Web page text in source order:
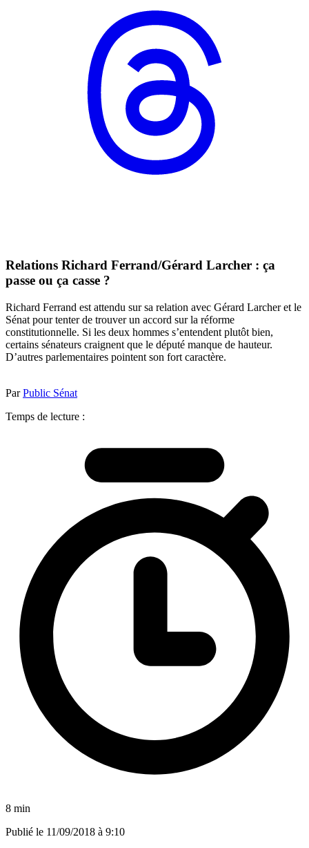
Relations Richard Ferrand/Gérard Larcher : ça
passe ou ça casse ?
Richard Ferrand est attendu sur sa relation avec Gérard Larcher et le
Sénat pour tenter de trouver un accord sur la réforme
constitutionnelle. Si les deux hommes s’entendent plutôt bien,
certains sénateurs craignent que le député manque de hauteur.
D’autres parlementaires pointent son fort caractère.
ParPublic Sénat
Temps de lecture :
8 min
Publié le 11/09/2018 à 9:10